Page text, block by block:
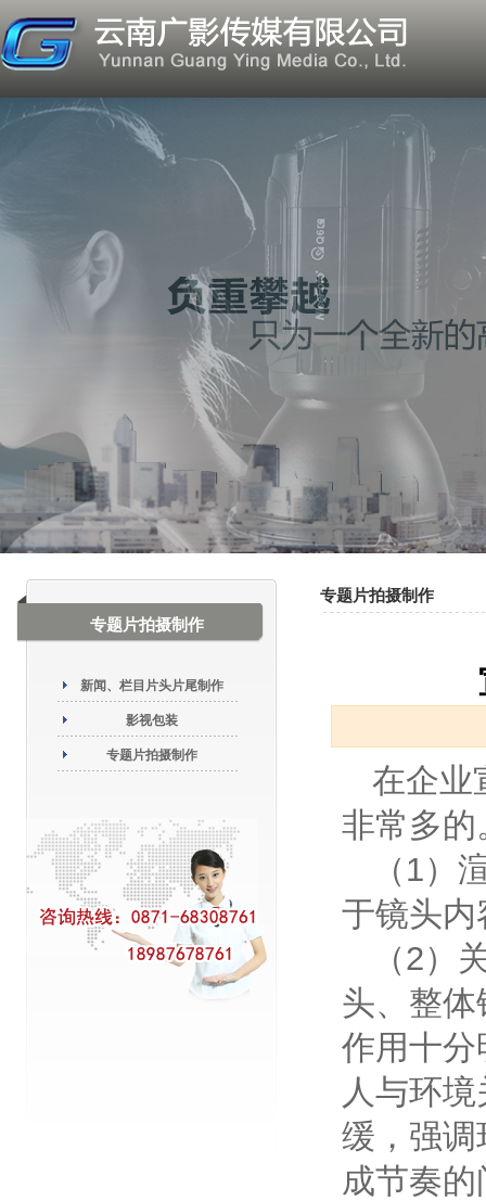
专题片拍摄制作
新闻、栏目片头片尾制作
影视包装
专题片拍摄制作
专题片拍摄制作
在企业
非常多
（1）
于镜头
（2）
头、整
作用十
人与环
缓，强
成节奏